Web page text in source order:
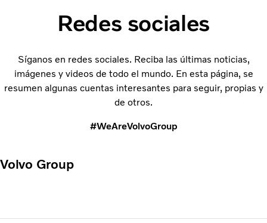
Redes sociales
Síganos en redes sociales. Reciba las últimas noticias,
imágenes y videos de todo el mundo. En esta página, se
resumen algunas cuentas interesantes para seguir, propias y
de otros.
#WeAreVolvoGroup
Volvo Group